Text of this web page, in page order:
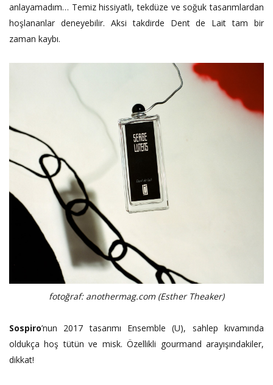
anlayamadım… Temiz hissiyatlı, tekdüze ve soğuk tasarımlardan
hoşlananlar deneyebilir. Aksi takdirde Dent de Lait tam bir
zaman kaybı.
fotoğraf: anothermag.com (Esther Theaker)
Sospiro’nun 2017 tasarımı Ensemble (U), sahlep kıvamında
oldukça hoş tütün ve misk. Özellikli gourmand arayışındakiler,
dikkat!